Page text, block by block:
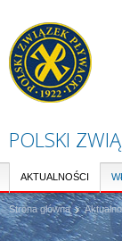
POLSKI
AKTUALNOŚCI
Strona główna